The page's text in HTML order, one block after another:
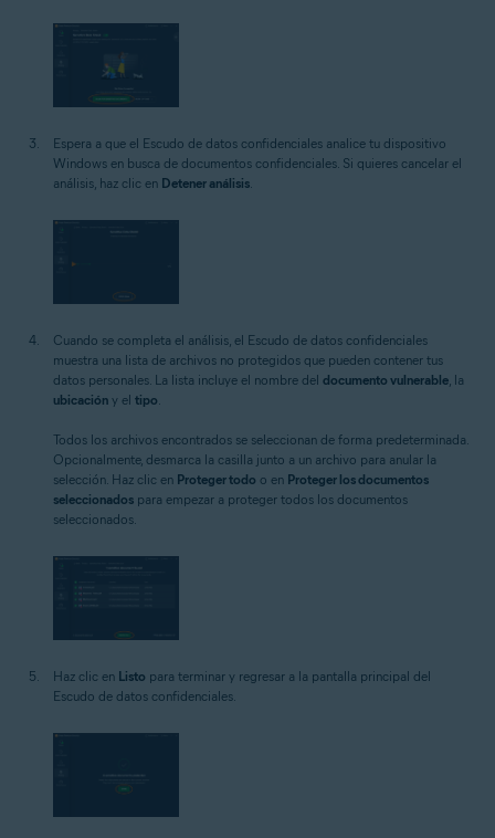
Espera a que el Escudo de datos confidenciales analice tu dispositivo
Windows en busca de documentos confidenciales. Si quieres cancelar el
análisis, haz clic en Detener análisis.
Cuando se completa el análisis, el Escudo de datos confidenciales
muestra una lista de archivos no protegidos que pueden contener tus
datos personales. La lista incluye el nombre del documento vulnerable, la
ubicación y el tipo.
Todos los archivos encontrados se seleccionan de forma predeterminada.
Opcionalmente, desmarca la casilla junto a un archivo para anular la
selección. Haz clic en Proteger todo o en Proteger los documentos
seleccionados para empezar a proteger todos los documentos
seleccionados.
Haz clic en Listo para terminar y regresar a la pantalla principal del
Escudo de datos confidenciales.